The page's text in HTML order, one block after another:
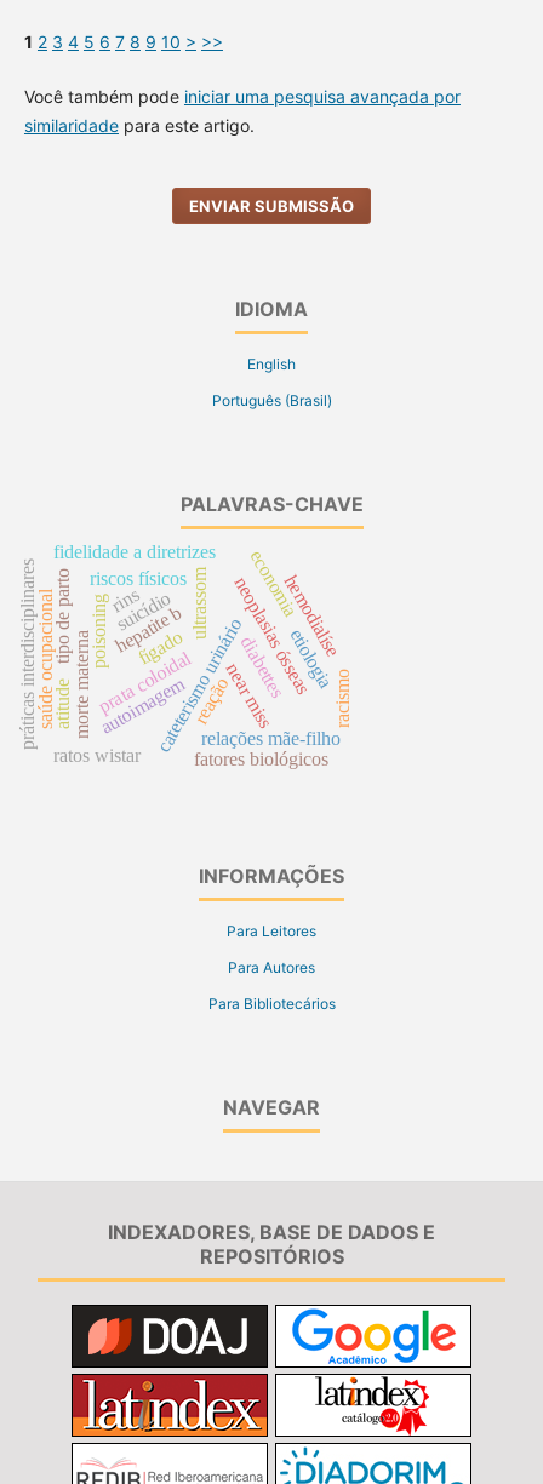
1 2 3 4 5 6 7 8 9 10 > >>
Você também pode iniciar uma pesquisa avançada por
similaridadepara este artigo.
ENVIAR SUBMISSÃO
IDIOMA
English
Português (Brasil)
PALAVRAS-CHAVE
hepatite b neoplasias ósseas
poisoning ultrassom
cateterismo urinárionear miss
fidelidade a diretrizes
relações mãe-filho
riscos físicos
autoimagem
fatores biológicos
morte materna
práticas interdisciplinares economia
suicídio
reação
prata coloidal diabettes
hemodialíse
ratos wistar
fígado
rins
racismo
tipo de parto
atitude
etiologia
saúde ocupacional
INFORMAÇÕES
Para Leitores
Para Autores
Para Bibliotecários
NAVEGAR
INDEXADORES, BASE DE DADOS E
REPOSITÓRIOS